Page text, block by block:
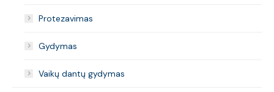
Protezavimas
Gydymas
Vaikų dantų gydymas